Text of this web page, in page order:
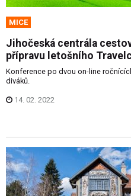
MICE
Jihočeská centrála
přípravu letošního
Konference po dvou on-line
diváků.
14. 02. 2022